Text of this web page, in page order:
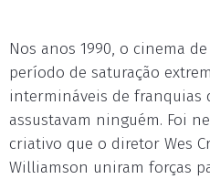
Nos anos 1990, o cinema
período de saturação
intermináveis de franquias
assustavam ninguém. Foi
criativo que o diretor Wes
Williamson uniram forças